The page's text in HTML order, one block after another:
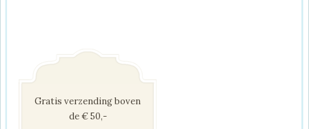
Gratis verzending boven
de € 50,-